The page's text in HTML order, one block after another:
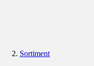
Sortiment